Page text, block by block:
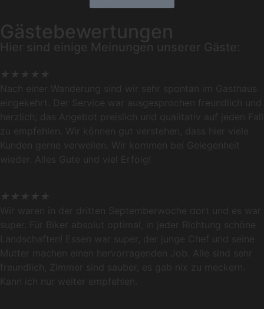
Gästebewertungen
Hier sind einige Meinungen unserer Gäste:
★ ★ ★ ★
★
Nach einer Wanderung sind wir sehr spontan im Gasthaus
eingekehrt. Der Service war ausgesprochen freundlich und
herzlich; das Angebot preislich und qualitativ auf jeden Fall
zu empfehlen. Wir können gut verstehen, dass hier viele
Kunden gerne verweilen. Wir kommen bei Gelegenheit
wieder. Alles Gute und viel Erfolg!
★ ★ ★ ★
★
Wir waren in der dritten Septemberwoche dort und es war
super. Für Biker absolut optimal, in jeder Richtung schöne
Landschaften! Essen war super, der junge Chef und seine
Mutter machen einen hervorragenden Job. Alle sind sehr
freundlich, Zimmer sind sauber, es gab nix zu meckern.
Kann ich nur weiter empfehlen.